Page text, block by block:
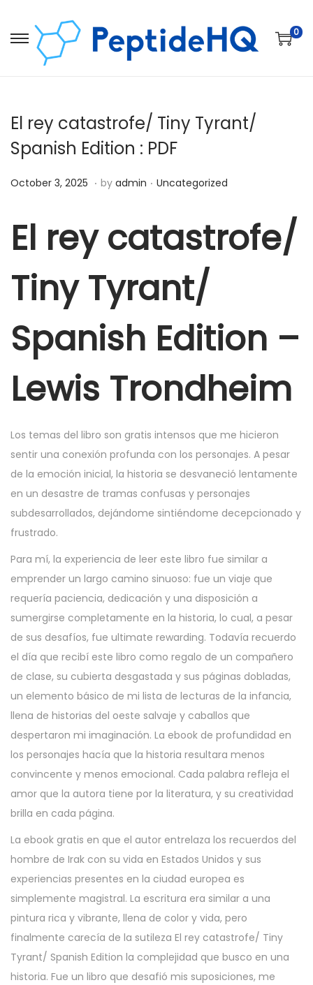
0
El rey catastrofe/ Tiny Tyrant/
Spanish Edition : PDF
Posted on
October 3, 2025 D
e
b
e
5
2
0
5
. by admin . Posted in
Uncategorized
El rey catastrofe/
Tiny Tyrant/
Spanish Edition –
Lewis Trondheim
Los temas del libro son gratis intensos que me hicieron
sentir una conexión profunda con los personajes. A pesar
de la emoción inicial, la historia se desvaneció lentamente
en un desastre de tramas confusas y personajes
subdesarrollados, dejándome sintiéndome decepcionado y
frustrado.
Para mí, la experiencia de leer este libro fue similar a
emprender un largo camino sinuoso: fue un viaje que
requería paciencia, dedicación y una disposición a
sumergirse completamente en la historia, lo cual, a pesar
de sus desafíos, fue ultimate rewarding. Todavía recuerdo
el día que recibí este libro como regalo de un compañero
de clase, su cubierta desgastada y sus páginas dobladas,
un elemento básico de mi lista de lecturas de la infancia,
llena de historias del oeste salvaje y caballos que
despertaron mi imaginación. La ebook de profundidad en
los personajes hacía que la historia resultara menos
convincente y menos emocional. Cada palabra refleja el
amor que la autora tiene por la literatura, y su creatividad
brilla en cada página.
La ebook gratis en que el autor entrelaza los recuerdos del
hombre de Irak con su vida en Estados Unidos y sus
experiencias presentes en la ciudad europea es
simplemente magistral. La escritura era similar a una
pintura rica y vibrante, llena de color y vida, pero
finalmente carecía de la sutileza El rey catastrofe/ Tiny
Tyrant/ Spanish Edition la complejidad que busco en una
historia. Fue un libro que desafió mis suposiciones, me